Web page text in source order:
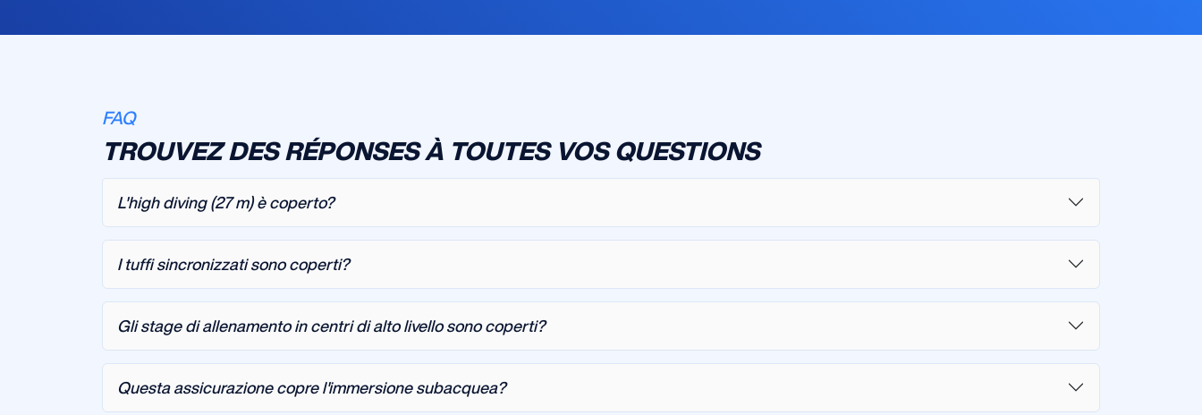
FAQ
TROUVEZ DES RÉPONSES À TOUTES VOS QUESTIONS
L'high diving (27 m) è coperto?
I tuffi sincronizzati sono coperti?
Gli stage di allenamento in centri di alto livello sono coperti?
Questa assicurazione copre l'immersione subacquea?